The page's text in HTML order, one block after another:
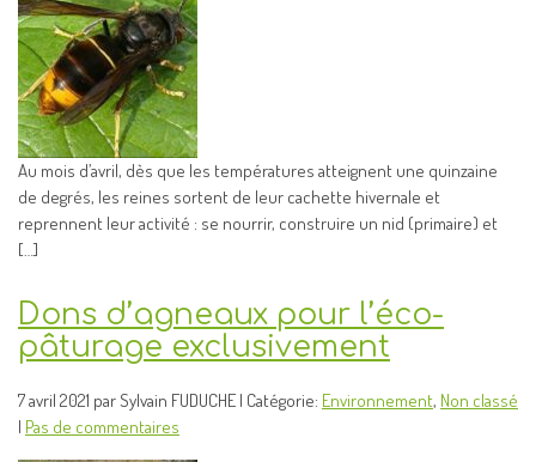
Au mois d’avril, dès que les températures atteignent une quinzaine
de degrés, les reines sortent de leur cachette hivernale et
reprennent leur activité : se nourrir, construire un nid (primaire) et
[…]
Dons d’agneaux pour l’éco-
pâturage exclusivement
7 avril 2021 par Sylvain FUDUCHE | Catégorie: Environnement, Non classé
| Pas de commentaires